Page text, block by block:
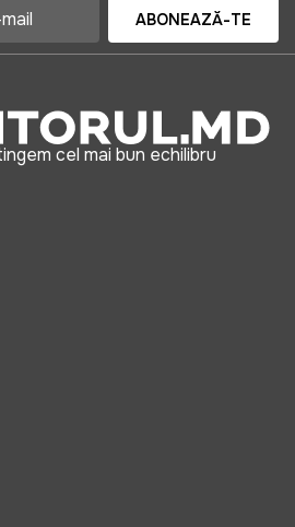
ABONEAZĂ-TE
cel mai bun echilibru